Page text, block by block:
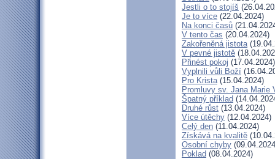
Jestli o to stojíš
Je to více (22.04.2024)
Na konci časů
V tento čas (20.04.2024)
Zakořeněná jistota
V pevné jistotě
Přinést pokoj (17.04.2024)
Vyplnili vůli Boží
Pro Krista(15.04.2024)
Promluvy sv. Jana Marie
Špatný příklad
Druhé růst (13.04.2024)
Více útěchy (12.04.2024)
Celý den (11.04.2024)
Získává na kvalitě
Osobní chyby
Poklad (08.04.2024)